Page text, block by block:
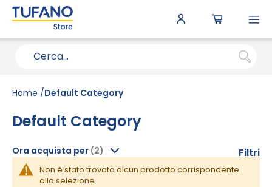
Home Default Category
Default Category
Non è stato trovato alcun prodotto corrispondente
alla selezione.
Filtri
Ora acquista per